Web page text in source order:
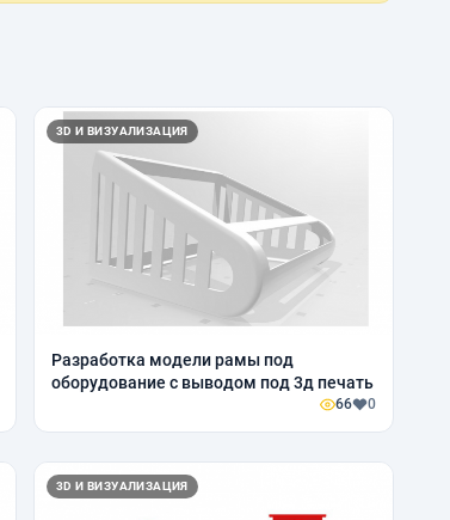
3D И ВИЗУАЛИЗАЦИЯ
Pазработка модели рамы под
оборудование с выводом под 3д печать
66 0
3D И ВИЗУАЛИЗАЦИЯ